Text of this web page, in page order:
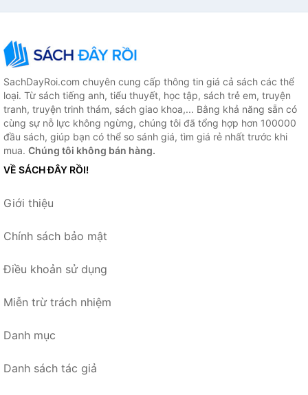
SachDayRoi.com chuyên cung cấp thông tin giá cả sách các thể
loại. Từ sách tiếng anh, tiểu thuyết, học tập, sách trẻ em, truyện
tranh, truyện trinh thám, sách giao khoa,... Bằng khả năng sẵn có
cùng sự nỗ lực không ngừng, chúng tôi đã tổng hợp hơn 100000
đầu sách, giúp bạn có thể so sánh giá, tìm giá rẻ nhất trước khi
mua. Chúng tôi không bán hàng.
VỀ SÁCH ĐÂY RỒI!
Giới thiệu
Chính sách bảo mật
Điều khoản sử dụng
Miễn trừ trách nhiệm
Danh mục
Danh sách tác giả